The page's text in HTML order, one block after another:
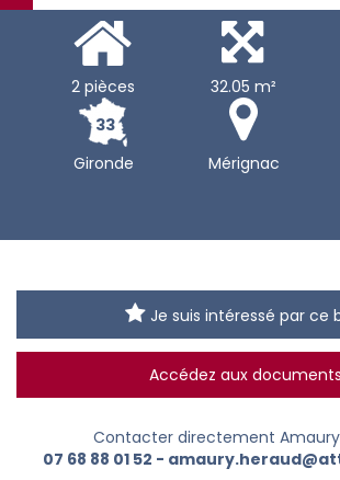
2 pièces 32.05 m²
Gironde
33
Mérignac
Je suis intéressé par ce
Accédez aux documents
Contacter directement Amaury
07 68 88 01 52 -